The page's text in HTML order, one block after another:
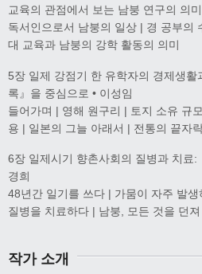
교육의 관점에서 보는 남붕 연구의 의
독서인으로서 남붕의 일상 | 경 공부의
대 교육과 남붕의 강학 활동의 의미
5장 일제 강점기 한 유학자의 경제생활
록』을 중심으로 • 이성임
들어가며 | 영해 원구리 | 토지 소유 규
용 | 일본의 그늘 아래서 | 전통의 끝자
6장 일제시기 향촌사회의 질병과 치료:
경희
48년간 일기를 쓰다 | 가뭄이 자주 발
질병을 치료하다 | 남붕, 모든 것을 던
작가 소개